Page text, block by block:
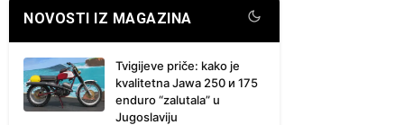
NOVOSTI IZ MAGAZINA
Tvigijeve priče: kako je
kvalitetna Jawa 250 и 175
enduro “zalutala” u
Jugoslaviju